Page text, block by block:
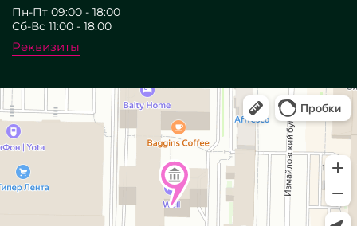
Пн-Пт 09:00 - 18:00
Сб-Вс 11:00 - 18:00
Реквизиты